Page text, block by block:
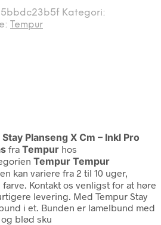
Kategori:
Tempur
Planseng X Cm – Inkl Pro
fra Tempur hos
Tempur Tempur
kan variere fra 2 til 10 uger,
Kontakt os venligst for at høre
levering. Med Tempur Stay
i et. Bunden er lamelbund med
blød sku